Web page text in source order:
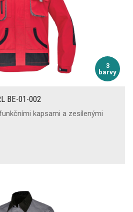
3
barvy
BE-01-002
kapsami a zesílenými